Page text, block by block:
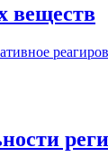
веществ